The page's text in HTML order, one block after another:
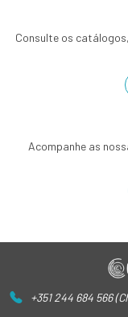
Consulte os
Acompanhe as
+351 244 684 566